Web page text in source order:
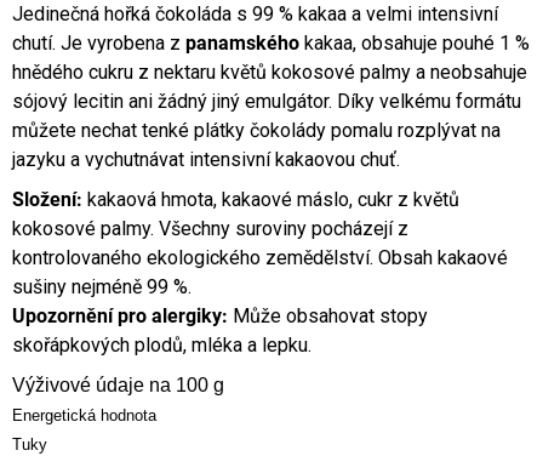
Jedinečná hořká čokoláda s 99 % kakaa a velmi intensivní
chutí. Je vyrobena z panamského kakaa, obsahuje pouhé 1 %
hnědého cukru z nektaru květů kokosové palmy a neobsahuje
sójový lecitin ani žádný jiný emulgátor. Díky velkému formátu
můžete nechat tenké plátky čokolády pomalu rozplývat na
jazyku a vychutnávat intensivní kakaovou chuť.
Složení: kakaová hmota, kakaové máslo, cukr z květů
kokosové palmy. Všechny suroviny pocházejí z
kontrolovaného ekologického zemědělství. Obsah kakaové
sušiny nejméně 99 %.
Upozornění pro alergiky: Může obsahovat stopy
skořápkových plodů, mléka a lepku.
Výživové údaje na 100 g
Energetická hodnota
Tuky